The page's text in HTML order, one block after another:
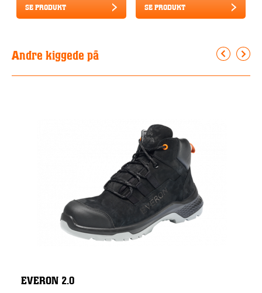
SE PRODUKT SE PRODUKT
Andre kiggede på
EVERON 2.0